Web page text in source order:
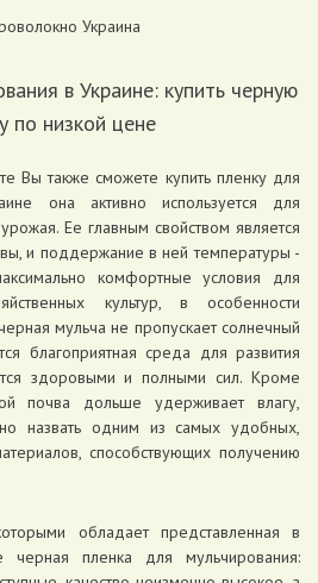
в Украине: купить черную
по низкой цене
Вы также сможете купить пленку для
она активно используется для
Ее главным свойством является
и поддержание в ней температуры -
комфортные условия для
культур, в особенности
мульча не пропускает солнечный
благоприятная среда для развития
здоровыми и полными сил. Кроме
почва дольше удерживает влагу,
назвать одним из самых удобных,
способствующих получению
обладает представленная в
черная пленка для мульчирования: